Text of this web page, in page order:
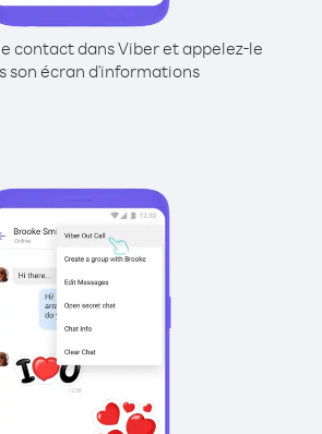
contact dans Viber et appelez-le
son écran d'informations